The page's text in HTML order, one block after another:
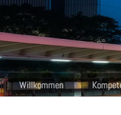
Willkommen